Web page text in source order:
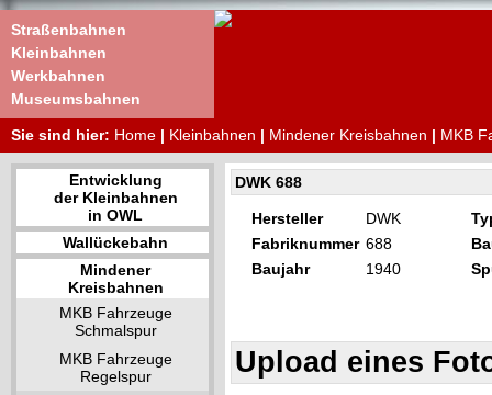
Straßenbahnen
Kleinbahnen
Werkbahnen
Museumsbahnen
Sie sind hier: Home | Kleinbahnen | Mindener Kreisbahnen | MKB
Entwicklung
der Kleinbahnen
in OWL
Wallückebahn
Mindener
Kreisbahnen
MKB Fahrzeuge
Schmalspur
MKB Fahrzeuge
Regelspur
DWK 688
Hersteller DWK
Fabriknummer 688
Baujahr
1940
Upload eines